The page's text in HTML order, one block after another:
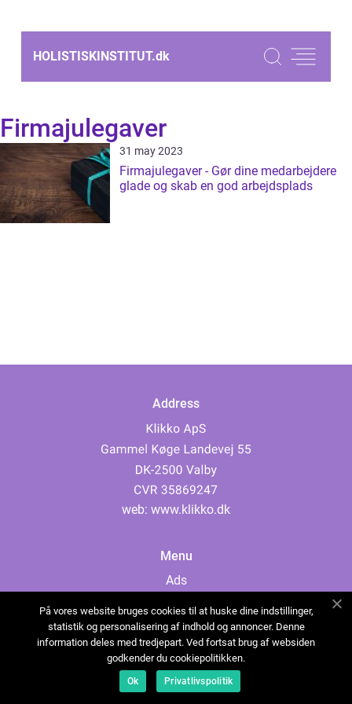
HOLISTISKINSTITUT.dk
Firmajulegaver
31 may 2023
Firmajulegaver - Gør dine medarbejdere
glade og skab en god arbejdsplads
Address
web: www.klikko.dk
Menu
Ads
Cookies
Contact
Sitemap
På vores website bruges cookies til at huske dine indstillinger,
statistik og personalisering af indhold og annoncer. Denne
information deles med tredjepart. Ved fortsat brug af websiden
godkender du cookiepolitikken.
Ok Privatlivspolitik